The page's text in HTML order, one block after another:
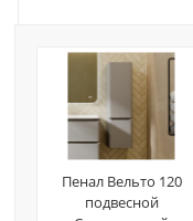
Пенал Вельто 120
подвесной